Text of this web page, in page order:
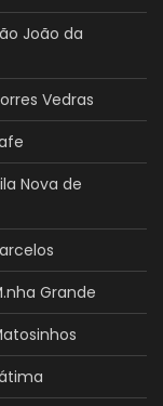
João da
Vedras
Nova de
Grande